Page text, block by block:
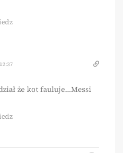
że kot fauluje…Messi